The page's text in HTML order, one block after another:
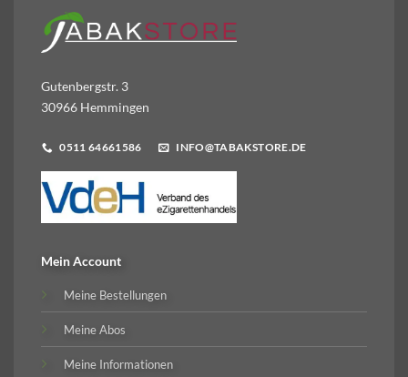
Gutenbergstr. 3
30966 Hemmingen
0511 64661586 INFO@TABAKSTORE.DE
Mein Account
Meine Bestellungen
Meine Abos
Meine Informationen